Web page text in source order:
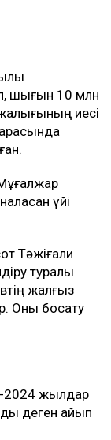
шығын 10 млн
иесі
үйі
Тәжіғали
туралы
жалғыз
Оны босату
2024 жылдар
деген айып